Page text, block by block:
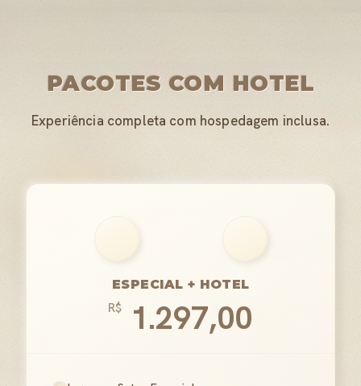
PACOTES COM HOTEL
Experiência completa com hospedagem inclusa.
ESPECIAL + HOTEL
R$ 1.297,00